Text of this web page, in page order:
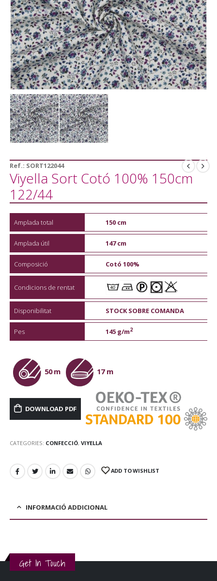
Ref.: SORT122044
Viyella Sort Cotó 100% 150cm
122/44
Amplada total 150 cm
Amplada útil 147 cm
Composició Cotó 100%
Condicions de rentat
Disponibilitat STOCK SOBRE COMANDA
Pes 145 g/m2
50 m 17 m
DOWNLOAD PDF
CATEGORIES: CONFECCIÓ, VIYELLA
ADD TO WISHLIST
INFORMACIÓ ADDICIONAL
Get In Touch